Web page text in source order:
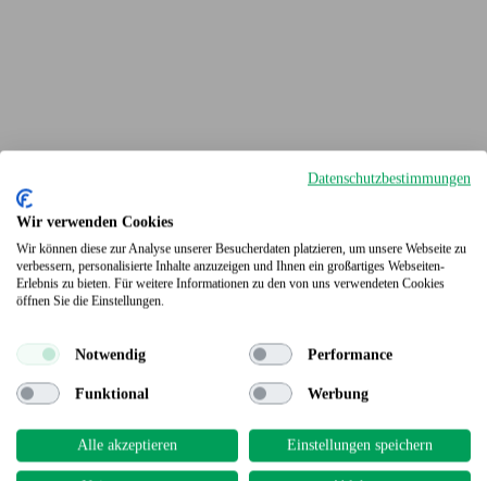
Terrassendielen
Datenschutzbestimmungen
Wir verwenden Cookies
Wir können diese zur Analyse unserer Besucherdaten platzieren, um unsere Webseite zu
verbessern, personalisierte Inhalte anzuzeigen und Ihnen ein großartiges Webseiten-
Erlebnis zu bieten. Für weitere Informationen zu den von uns verwendeten Cookies
öffnen Sie die Einstellungen.
Notwendig Performance
Funktional Werbung
Alle akzeptieren Einstellungen speichern